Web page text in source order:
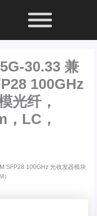
30.33 兼
100GHz
光纤，
LC，
SFP28 100GHz 光收发器模块